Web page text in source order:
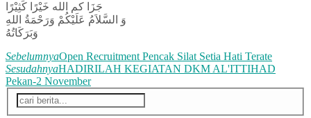
جَزَا كم الله خَيْرًا كَثِيْرًا
وَ السَّلاَمُ عَلَيْكُمْ وَرَحْمَةُ اللهِ
وَبَرَكَاتُهُ
SebelumnyaOpen Recruitment Pencak Silat Setia Hati Terate
SesudahnyaHADIRILAH KEGIATAN DKM AL'ITTIHAD
Pekan-2 November